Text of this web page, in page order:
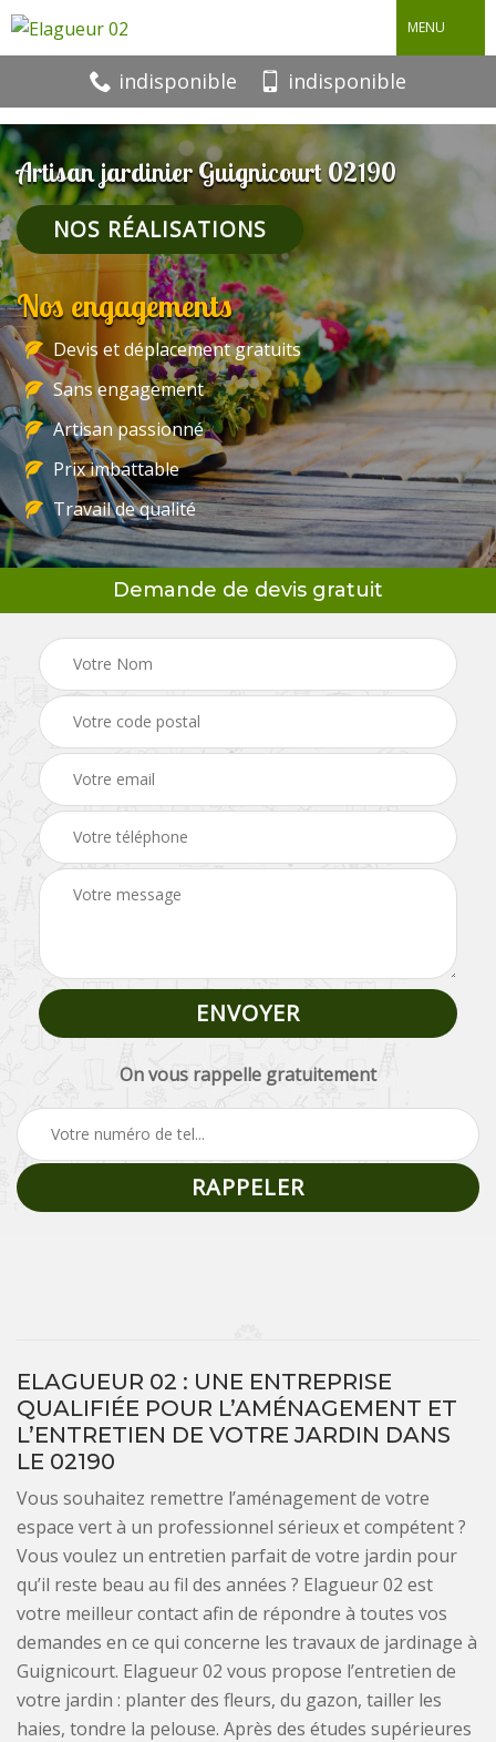
MENU
indisponible indisponible
Artisan jardinier Guignicourt 02190
NOS RÉALISATIONS
Nos engagements
Devis et déplacement gratuits
Sans engagement
Artisan passionné
Prix imbattable
Travail de qualité
Demande de devis gratuit
On vous rappelle gratuitement
ELAGUEUR 02 : UNE ENTREPRISE
QUALIFIÉE POUR L’AMÉNAGEMENT ET
L’ENTRETIEN DE VOTRE JARDIN DANS
LE 02190
Vous souhaitez remettre l’aménagement de votre
espace vert à un professionnel sérieux et compétent ?
Vous voulez un entretien parfait de votre jardin pour
qu’il reste beau au fil des années ? Elagueur 02 est
votre meilleur contact afin de répondre à toutes vos
demandes en ce qui concerne les travaux de jardinage à
Guignicourt. Elagueur 02 vous propose l’entretien de
votre jardin : planter des fleurs, du gazon, tailler les
haies, tondre la pelouse. Après des études supérieures